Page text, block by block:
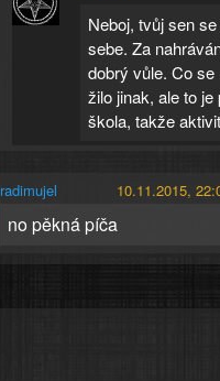
Neboj, tvůj sen
sebe. Za
dobrý vůle. Co
žilo jinak, ale to
škola, takže
radimujel 10.11.2015,
no pěkná píča